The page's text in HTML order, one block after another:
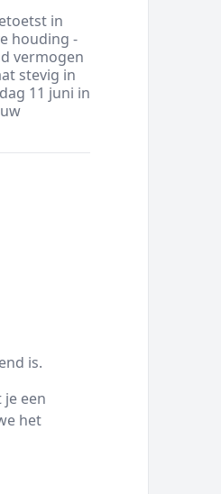
in
houding -
vermogen
stevig in
11 juni in
is.
een
het